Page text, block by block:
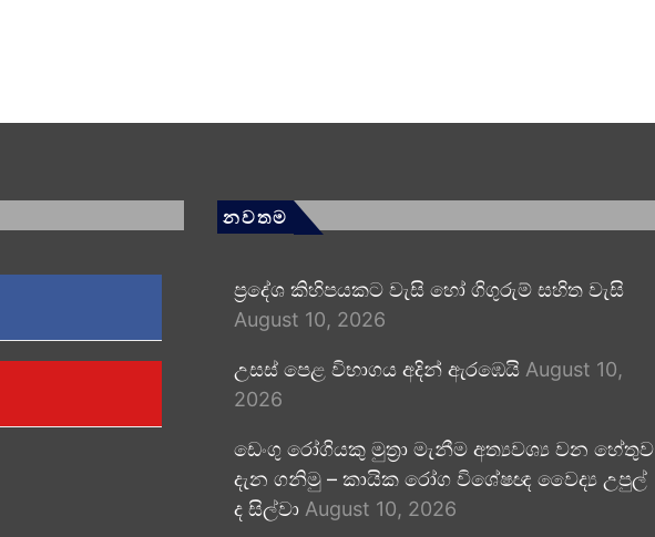
නවතම
ප්‍රදේශ කිහිපයකට වැසි හෝ ගිගුරුම් සහිත වැසි
August 10, 2026
උසස් පෙළ විභාගය අදින් ඇරඹෙයි August 10,
2026
ඩෙංගු රෝගියකු ⁣මුත්‍රා මැනීම අත්‍යවශ්‍ය වන හේතුව
දැන ගනිමු – කායික රෝග විශේෂඥ වෛද්‍ය උපුල්
ද සිල්වා August 10, 2026